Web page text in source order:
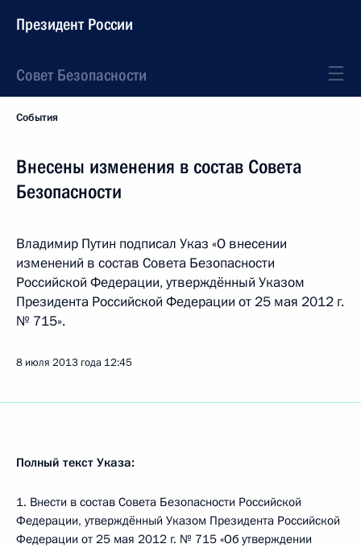
Президент России
Совет Безопасности
События
Внесены изменения в состав Совета
Безопасности
Владимир Путин подписал Указ «О внесении
изменений в состав Совета Безопасности
Российской Федерации, утверждённый Указом
Президента Российской Федерации от 25 мая 2012 г.
№ 715».
8 июля 2013 года 12:45
Полный текст Указа:
1. Внести в состав Совета Безопасности Российской
Федерации, утверждённый Указом Президента Российской
Федерации от 25 мая 2012 г. № 715 «Об утверждении